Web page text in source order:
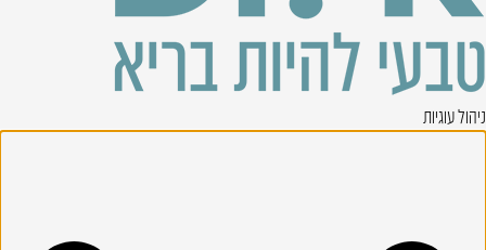
ניהול עוגיות